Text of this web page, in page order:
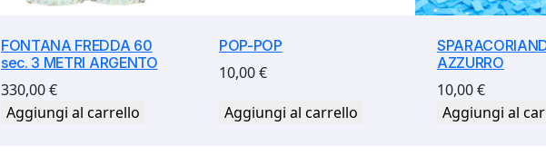
FONTANA FREDDA 60
sec. 3 METRI ARGENTO
330,00€
Aggiungi al carrello
POP-POP
10,00€
Aggiungi al carrello
AZZURRO
10,00€
Aggiungi al